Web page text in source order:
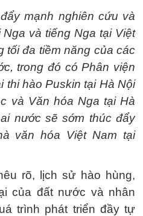
mạnh nghiên cứu và
và tiếng Nga tại Việt
tối đa tiềm năng của các
trong đó có Phân viện
thi hào Puskin tại Hà Nội
và Văn hóa Nga tại Hà
nước sẽ sớm thúc đẩy
văn hóa Việt Nam tại
rõ, lịch sử hào hùng,
của đất nước và nhân
trình phát triển đầy tự